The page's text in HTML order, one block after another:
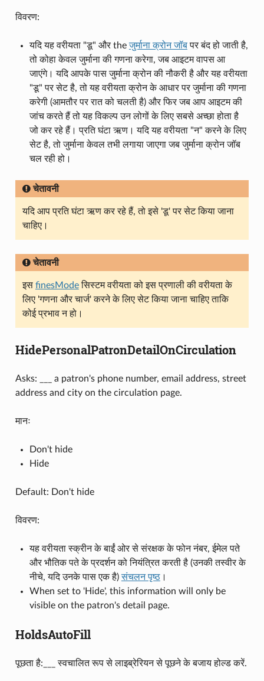
विवरण:
यदि यह वरीयता "डू" और theजुर्माना क्रोन जॉबपर बंद हो जाती है,
तो कोहा केवल जुर्माना की गणना करेगा, जब आइटम वापस आ
जाएंगे। यदि आपके पास जुर्माना क्रोन की नौकरी है और यह वरीयता
"डू" पर सेट है, तो यह वरीयता क्रोन के आधार पर जुर्माना की गणना
करेगी (आमतौर पर रात को चलती है) और फिर जब आप आइटम की
जांच करते हैं तो यह विकल्प उन लोगों के लिए सबसे अच्छा होता है
जो कर रहे हैं। प्रति घंटा ऋण। यदि यह वरीयता "न" करने के लिए
सेट है, तो जुर्माना केवल तभी लगाया जाएगा जब जुर्माना क्रोन जॉब
चल रही हो।
चेतावनी
यदि आप प्रति घंटा ऋण कर रहे हैं, तो इसे 'डू' पर सेट किया जाना
चाहिए।
चेतावनी
इस finesModeसिस्टम वरीयता को इस प्रणाली की वरीयता के
लिए 'गणना और चार्ज' करने के लिए सेट किया जाना चाहिए ताकि
कोई प्रभाव न हो।
HidePersonalPatronDetailOnCirculation
Asks: ___ a patron's phone number, email address, street
address and city on the circulation page.
मानः
Don't hide
Hide
Default: Don't hide
विवरण:
यह वरीयता स्क्रीन के बाईं ओर से संरक्षक के फोन नंबर, ईमेल पते
और भौतिक पते के प्रदर्शन को नियंत्रित करती है (उनकी तस्वीर के
नीचे, यदि उनके पास एक है)संचलन पृष्ठ।
When set to 'Hide', this information will only be
visible on the patron's detail page.
HoldsAutoFill
पूछता है:___ स्वचालित रूप से लाइब्रेरियन से पूछने के बजाय होल्ड करें.